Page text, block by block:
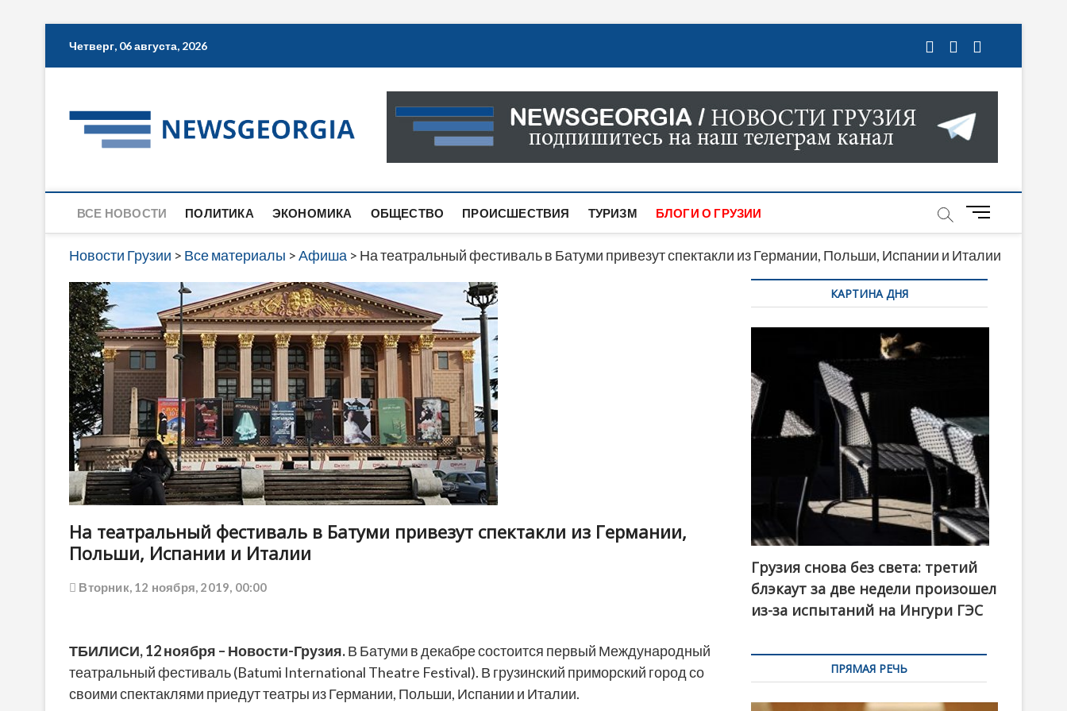
Четверг, 06 августа, 2026
Новости Грузии
САМАЯ АКТУАЛЬНАЯ ИНФОРМАЦИЯ О СОБЫТИЯХ В ГРУЗИИ. НОВОСТИ ГРУЗИИ ОНЛАЙН. НА
САЙТЕ ВЫ НАЙДЕТЕ НОВОСТИ ПОЛИТИКИ, ЭКОНОМИКИ, КУЛЬТУРЫ, СПОРТА И МНОГОЕ
ВСЕ НОВОСТИ ПОЛИТИКА ЭКОНОМИКА ОБЩЕСТВО ПРОИСШЕСТВИЯ ТУРИЗМ БЛОГИ О ГРУЗИИ
M
e
n
Новости Грузии > Все материалы >Афиша > На театральный фестиваль в Батуми привезут спектакли из Германии, Польши, Испании и Италии
На театральный фестиваль в Батуми привезут спектакли из Германии,
Польши, Испании и Италии
Вторник, 12 ноября, 2019, 00:00
ТБИЛИСИ,12 ноября – Новости-Грузия.В Батуми в декабре состоится первый Международный
театральный фестиваль (Batumi International Theatre Festival). В грузинский приморский город со
своими спектаклями приедут театры из Германии, Польши, Испании и Италии.
КАРТИНА ДНЯ
Грузия снова без света: третий
блэкаут за две недели произошел
из-за испытаний на Ингури ГЭС
ПРЯМАЯ РЕЧЬ